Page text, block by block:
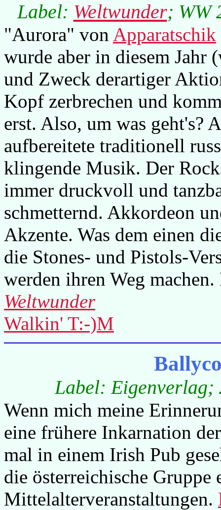
Label: Weltwunder; WW
"Aurora" von Apparatschik
wurde aber in diesem
und Zweck derartiger
Kopf zerbrechen und
erst. Also, um was geht's?
aufbereitete traditionell
klingende Musik. Der
immer druckvoll und
schmetternd. Akkordeon
Akzente. Was dem einen
die Stones- und Pistols-
werden ihren Weg
Weltwunder
Walkin' T:-)M
Label: Eigenverlag;
Wenn mich meine
eine frühere Inkarnation
mal in einem Irish Pub
die österreichische Gruppe
Mittelalterveranstaltungen.